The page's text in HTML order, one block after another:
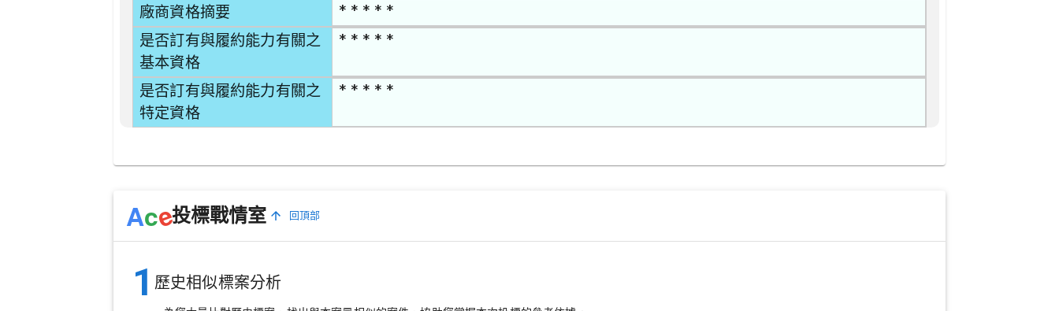
廠商資格摘要 * * * * *
是否訂有與履約能力有關之
基本資格
* * * * *
是否訂有與履約能力有關之
特定資格
* * * * *
Ace投標戰情室 回頂部
1 歷史相似標案分析